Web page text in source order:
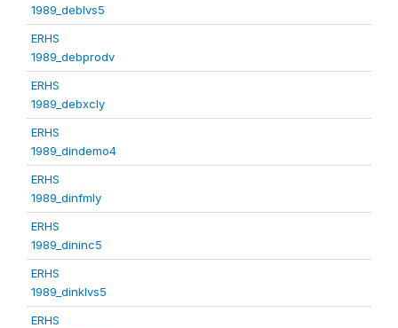
1989_deblvs5
ERHS
1989_debprodv
ERHS
1989_debxcly
ERHS
1989_dindemo4
ERHS
1989_dinfmly
ERHS
1989_dininc5
ERHS
1989_dinklvs5
ERHS